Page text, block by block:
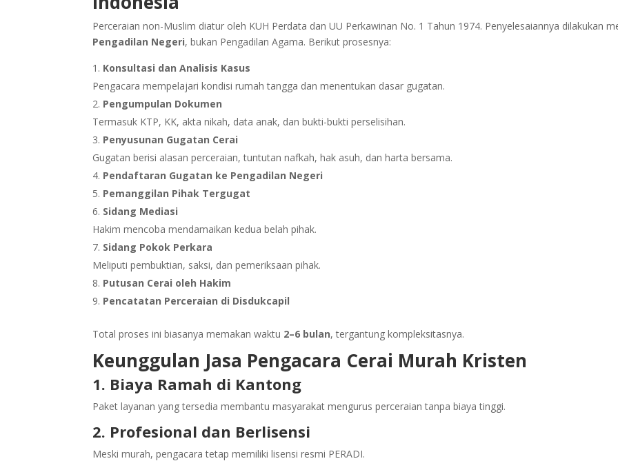
Perceraian non-Muslim diatur oleh KUH Perdata dan UU Perkawinan No. 1 Tahun 1974. Penyelesaiannya dilakukan
Pengadilan Negeri, bukan Pengadilan Agama. Berikut prosesnya:
Konsultasi dan Analisis Kasus
Pengacara mempelajari kondisi rumah tangga dan menentukan dasar gugatan.
Pengumpulan Dokumen
Termasuk KTP, KK, akta nikah, data anak, dan bukti-bukti perselisihan.
Penyusunan Gugatan Cerai
Gugatan berisi alasan perceraian, tuntutan nafkah, hak asuh, dan harta bersama.
Pendaftaran Gugatan ke Pengadilan Negeri
Pemanggilan Pihak Tergugat
Sidang Mediasi
Hakim mencoba mendamaikan kedua belah pihak.
Sidang Pokok Perkara
Meliputi pembuktian, saksi, dan pemeriksaan pihak.
Putusan Cerai oleh Hakim
Pencatatan Perceraian di Disdukcapil
Total proses ini biasanya memakan waktu 2–6 bulan, tergantung kompleksitasnya.
Keunggulan Jasa Pengacara Cerai Murah Kristen
1. Biaya Ramah di Kantong
Paket layanan yang tersedia membantu masyarakat mengurus perceraian tanpa biaya tinggi.
2. Profesional dan Berlisensi
Meski murah, pengacara tetap memiliki lisensi resmi PERADI.